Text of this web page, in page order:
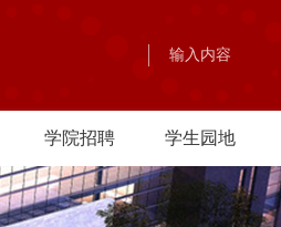
学院招聘 学生园地